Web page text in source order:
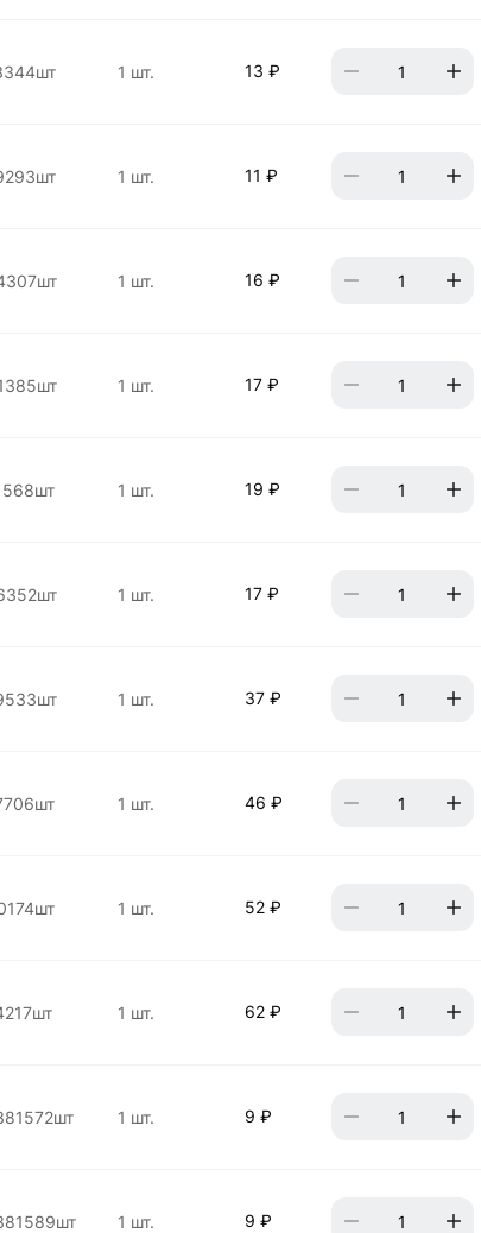
1 шт. 13 ₽
1 шт. 11 ₽
1 шт. 16 ₽
1 шт. 17 ₽
1 шт. 19 ₽
1 шт. 17 ₽
1 шт. 37 ₽
1 шт. 46 ₽
1 шт. 52 ₽
1 шт. 62 ₽
1 шт. 9 ₽
1 шт. 9 ₽